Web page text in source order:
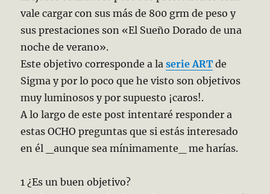
vale cargar con sus más de 800 grm de peso y
sus prestaciones son «El Sueño Dorado de una
noche de verano».
Este objetivo corresponde a laserie ART de
Sigma y por lo poco que he visto son objetivos
muy luminosos y por supuesto ¡caros!.
A lo largo de este post intentaré responder a
estas OCHO preguntas que si estás interesado
en él _aunque sea mínimamente_ me harías.
1 ¿Es un buen objetivo?